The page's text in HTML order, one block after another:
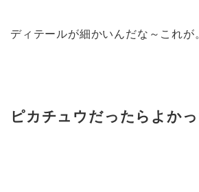
ディテールが細かいんだな～これが
ピカチュウだったらよかっ